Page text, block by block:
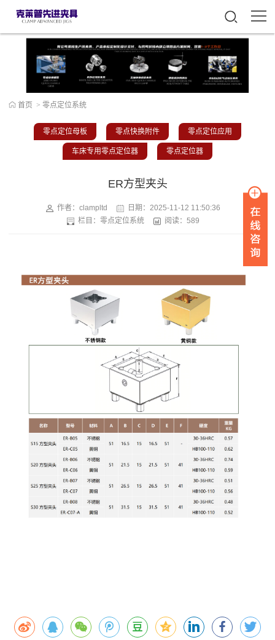
首页 > 零点定位系统
零点定位母板 零点快换附件 零点定位应用
车床专用零点定位器 零点定位器
ER方型夹头
作者：clampltd 日期： 2025-11-12 11:50:36
栏目： 零点定位系统 阅读：589